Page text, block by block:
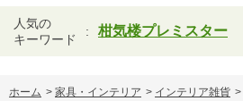
人気の
キーワード
柑気楼プレミスター
ホーム > 家具・インテリア > インテリア雑貨 >